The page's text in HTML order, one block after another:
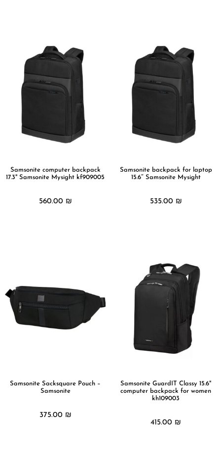
Samsonite backpack for laptop
15.6″ Samsonite Mysight
535.00 ₪
Samsonite computer backpack
17.3" Samsonite Mysight kf909005
560.00 ₪
Samsonite GuardIT Classy 15.6"
computer backpack for women
kh109003
415.00 ₪
Samsonite Sacksquare Pouch –
Samsonite
375.00 ₪